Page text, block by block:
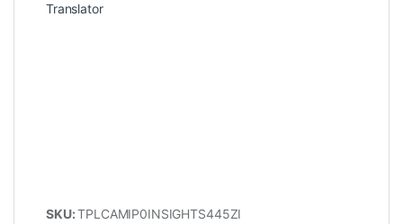
Translator
SKU:TPLCAMIP0INSIGHTS445ZI